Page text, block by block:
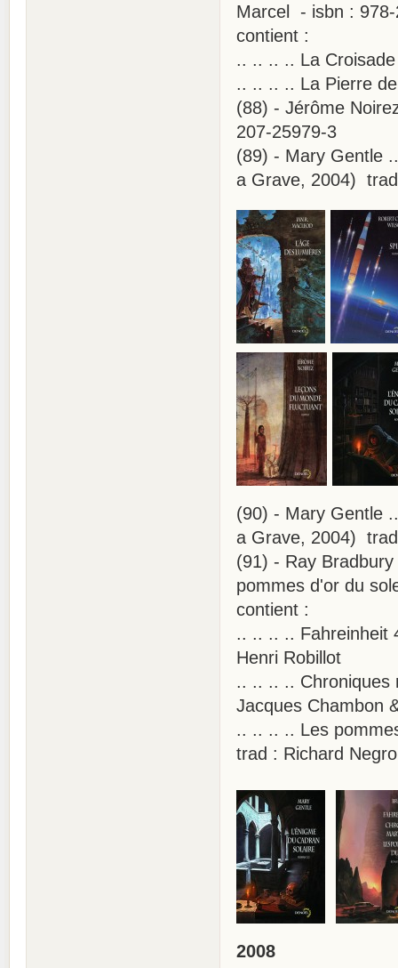
Marcel - isbn :
contient :
.. .. .. .. La
.. .. .. .. La Pierre
(88) - Jérôme
207-25979-3
(89) - Mary Gentle
a Grave, 2004)
(90) - Mary Gentle
a Grave, 2004)
(91) - Ray
pommes d'or du
contient :
.. .. .. .. Fahreinheit
Henri Robillot
.. .. .. .. Chroniques
Jacques Chambon
.. .. .. .. Les
trad : Richard
2008